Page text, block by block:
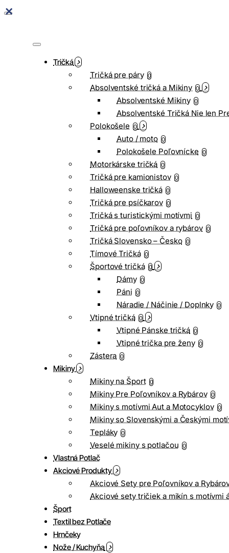
Tričká
Tričká pre páry 0
Absolventské tričká a Mikiny 0
Absolventské Mikiny 0
Absolventské Tričká Nie len
Polokošele 0
Auto / moto 0
Polokošele Poľovnícke 0
Motorkárske tričká 0
Tričká pre kamionistov 0
Halloweenske tričká 0
Tričká pre psíčkarov 0
Tričká s turistickými motívmi 0
Tričká pre poľovníkov a rybárov 0
Tričká Slovensko – Česko 0
Tímové Tričká 0
Športové tričká 0
Dámy 0
Páni 0
Náradie / Náčinie / Doplnky 0
Vtipné tričká 0
Vtipné Pánske tričká 0
Vtipné trička pre ženy 0
Zástera 0
Mikiny
Mikiny na Šport 0
Mikiny Pre Poľovníkov a Rybárov 0
Mikiny s motívmi Aut a Motocyklov 0
Mikiny so Slovenskými a Českými
Tepláky 0
Veselé mikiny s potlačou 0
Vlastná Potlač
Akciové Produkty
Akciové Sety pre Poľovníkov a
Akciové sety tričiek a mikín s motívmi
Šport
Textil bez Potlače
Hrnčeky
Nože / Kuchyňa